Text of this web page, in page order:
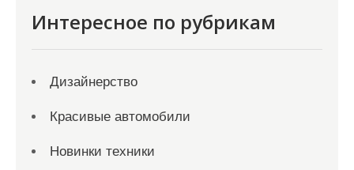
Интересное по рубрикам
Дизайнерство
Красивые автомобили
Новинки техники